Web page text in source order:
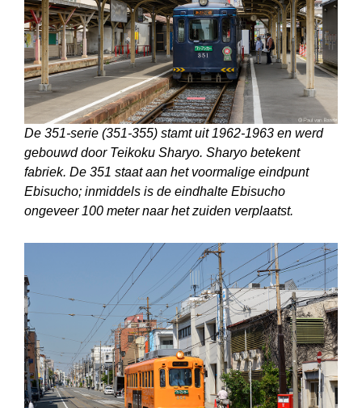
De 351-serie (351-355) stamt uit 1962-1963 en werd
gebouwd door Teikoku Sharyo. Sharyo betekent
fabriek. De 351 staat aan het voormalige eindpunt
Ebisucho; inmiddels is de eindhalte Ebisucho
ongeveer 100 meter naar het zuiden verplaatst.